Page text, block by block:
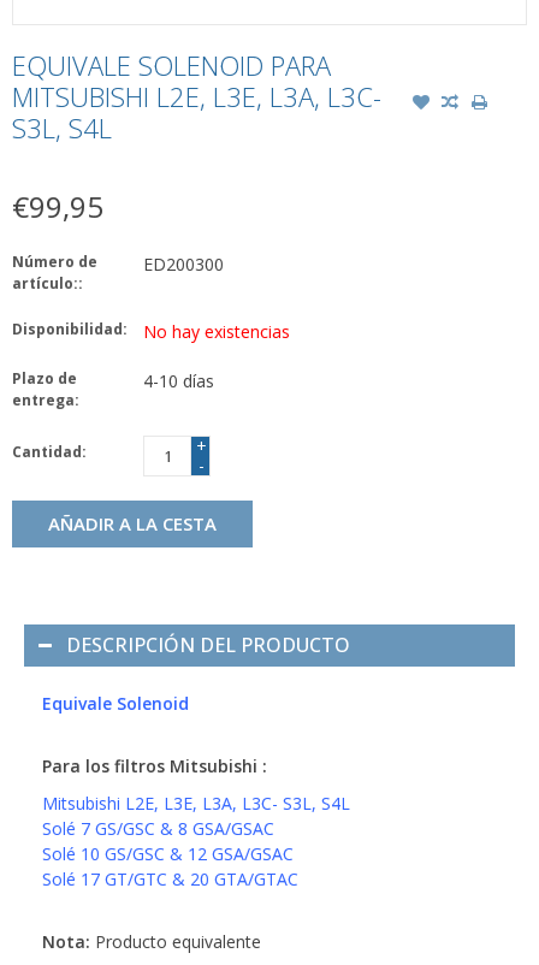
EQUIVALE SOLENOID PARA
MITSUBISHI L2E, L3E, L3A, L3C-
S3L, S4L
€99,95
Número de
artículo::
ED200300
Disponibilidad: No hay existencias
Plazo de
entrega:
4-10 días
Cantidad:
+
-
AÑADIR A LA CESTA
DESCRIPCIÓN DEL PRODUCTO
Equivale Solenoid
Para los filtros Mitsubishi :
Mitsubishi L2E, L3E, L3A, L3C- S3L, S4L
Solé 7 GS/GSC & 8 GSA/GSAC
Solé 10 GS/GSC & 12 GSA/GSAC
Solé 17 GT/GTC & 20 GTA/GTAC
Nota: Producto equivalente